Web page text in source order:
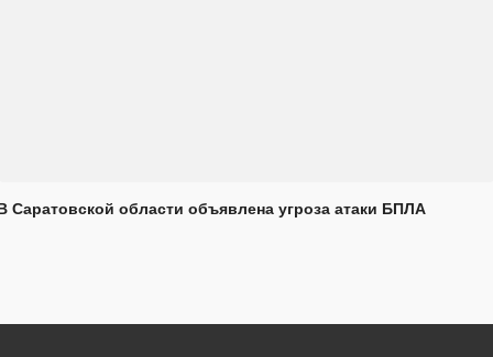
Саратовской области объявлена угроза атаки БПЛА